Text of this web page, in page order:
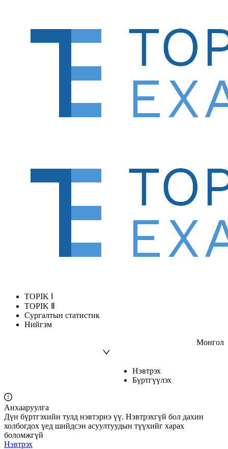
TOPIK Ⅰ
TOPIK Ⅱ
Сургалтын статистик
Нийгэм
Монгол
Нэвтрэх
Бүртгүүлэх
Анхааруулга
Дүн бүртгэхийн тулд нэвтэрнэ үү. Нэвтрэхгүй бол дахин
холбогдох үед шийдсэн асуултуудын түүхийг харах
боломжгүй
Нэвтрэх